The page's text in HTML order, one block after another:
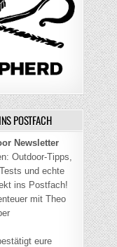
POSTFACH
Newsletter
Outdoor-Tipps,
und echte
ins Postfach!
mit Theo
eure